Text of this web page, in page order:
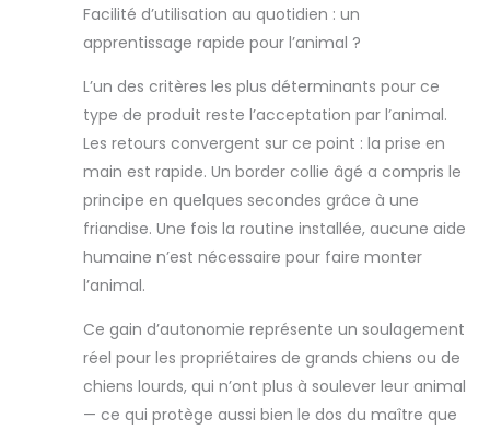
extérieur et en
intérieur, pour
Haute qualité : la
grande rampe
pour chien est
fabriquée en
aluminium de
haute qualité
pour rendre la
rampe pour chien
très longue
longueur de 170
cm et une largeur
de 43 cm, mais
elle est
Facilité d’utilisation au quotidien : un
apprentissage rapide pour l’animal ?
L’un des critères les plus déterminants pour ce
type de produit reste l’acceptation par l’animal.
Les retours convergent sur ce point : la prise en
main est rapide. Un border collie âgé a compris le
principe en quelques secondes grâce à une
friandise. Une fois la routine installée, aucune aide
humaine n’est nécessaire pour faire monter
l’animal.
Ce gain d’autonomie représente un soulagement
réel pour les propriétaires de grands chiens ou de
chiens lourds, qui n’ont plus à soulever leur animal
— ce qui protège aussi bien le dos du maître que